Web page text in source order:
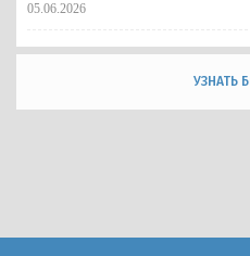
05.06.2026
УЗНАТЬ